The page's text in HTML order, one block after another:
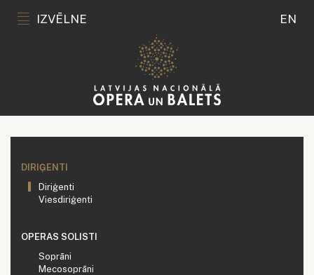
IZVĒLNE EN
DIRIĢENTI
Diriģenti
Viesdiriģenti
OPERAS SOLISTI
Soprāni
Mecosoprāni